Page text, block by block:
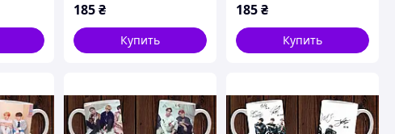
185 ₴
Купить
185₴
Купить